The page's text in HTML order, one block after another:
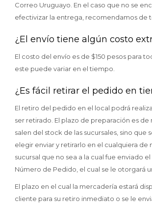
Correo Uruguayo. En el caso que no se
efectivizar la entrega, recomendamos de
¿El envío tiene algún costo
El costo del envío es de $150 pesos para
este puede variar en el tiempo.
¿Es fácil retirar el pedido en
El retiro del pedido en el local podrá
ser retirado. El plazo de preparación es
salen del stock de las sucursales, sino
elegir enviar y retirarlo en el cualquiera de
sucursal que no sea a la cual fue enviado
Número de Pedido, el cual se le otorgará
El plazo en el cual la mercadería estará
cliente para su retiro inmediato o se le